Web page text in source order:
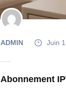
ADMIN Juin
Abonnement